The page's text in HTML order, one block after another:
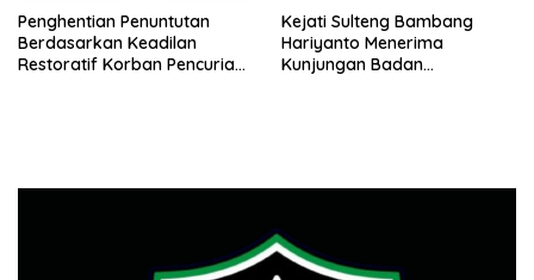
Penghentian Penuntutan
Berdasarkan Keadilan
Restoratif Korban Pencurian :
Kejati Sulteng Bambang
Hariyanto Menerima
Kunjungan Badan